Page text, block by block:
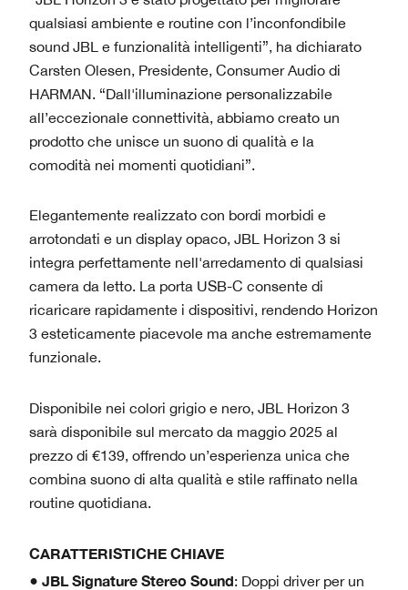
qualsiasi ambiente e routine con l’inconfondibile
sound JBL e funzionalità intelligenti”, ha dichiarato
Carsten Olesen, Presidente, Consumer Audio di
HARMAN. “Dall'illuminazione personalizzabile
all’eccezionale connettività, abbiamo creato un
prodotto che unisce un suono di qualità e la
comodità nei momenti quotidiani”.
Elegantemente realizzato con bordi morbidi e
arrotondati e un display opaco, JBL Horizon 3 si
integra perfettamente nell'arredamento di qualsiasi
camera da letto. La porta USB-C consente di
ricaricare rapidamente i dispositivi, rendendo Horizon
3 esteticamente piacevole ma anche estremamente
funzionale.
Disponibile nei colori grigio e nero, JBL Horizon 3
sarà disponibile sul mercato da maggio 2025 al
prezzo di €139, offrendo un’esperienza unica che
combina suono di alta qualità e stile raffinato nella
routine quotidiana.
CARATTERISTICHE CHIAVE
● JBL Signature Stereo Sound: Doppi driver per un